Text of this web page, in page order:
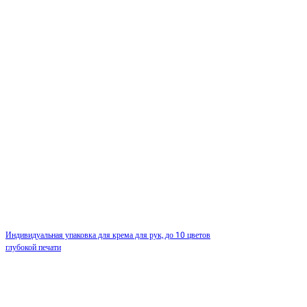
Индивидуальная упаковка для крема для рук, до 10 цветов
глубокой печати